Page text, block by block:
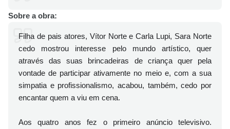
Sobre a obra:
Filha de pais atores, Vítor Norte e Carla Lupi, Sara Norte
cedo mostrou interesse pelo mundo artístico, quer
através das suas brincadeiras de criança quer pela
vontade de participar ativamente no meio e, com a sua
simpatia e profissionalismo, acabou, também, cedo por
encantar quem a viu em cena.
Aos quatro anos fez o primeiro anúncio televisivo.